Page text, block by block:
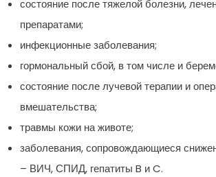
состояние после тяжелой болезни,
препаратами;
инфекционные заболевания;
гормональный сбой, в том числе и
состояние после лучевой терапии и
вмешательства;
травмы кожи на животе;
заболевания, сопровождающиеся
– ВИЧ, СПИД, гепатиты B и C.